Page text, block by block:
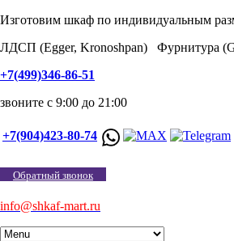
Изготовим шкаф по индивидуальным
ЛДСП (Egger, Kronoshpan) Фурнитура
+7(499)346-86-51
звоните с 9:00 до 21:00
+7(904)423-80-74
Обратный звонок
info@shkaf-mart.ru